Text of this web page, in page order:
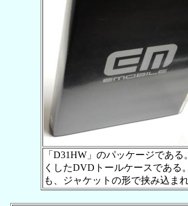
「D31HW」のパッケージであ
くしたDVDトールケースである
も、ジャケットの形で挟み込まれ